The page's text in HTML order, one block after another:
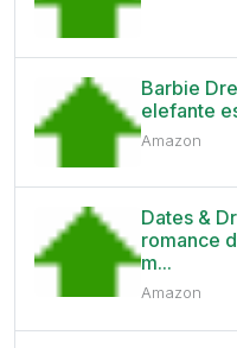
Barbie
elefante
Amazon
Dates &
romance
m...
Amazon